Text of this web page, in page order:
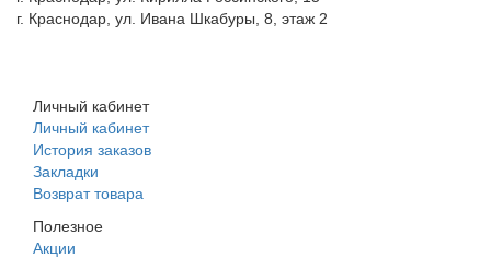
г. Краснодар, ул. Ивана Шкабуры, 8, этаж 2
Личный кабинет
Личный кабинет
История заказов
Закладки
Возврат товара
Полезное
Акции